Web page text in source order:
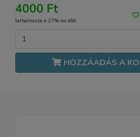
4000 Ft
tartalmazza a 27%-os áfát
HOZZÁADÁS A